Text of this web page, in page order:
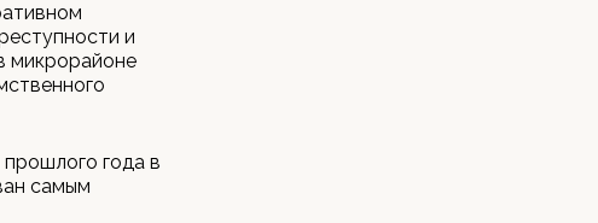
и
микрорайоне
года в
самым